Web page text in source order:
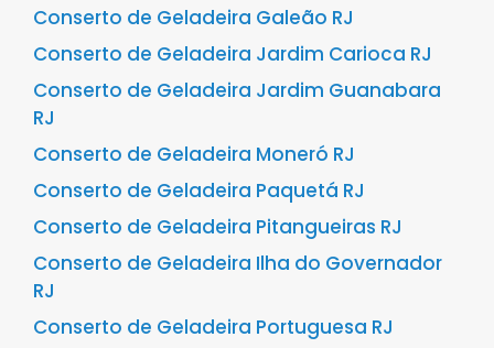
Conserto de Geladeira Galeão RJ
Conserto de Geladeira Jardim Carioca RJ
Conserto de Geladeira Jardim Guanabara
RJ
Conserto de Geladeira Moneró RJ
Conserto de Geladeira Paquetá RJ
Conserto de Geladeira Pitangueiras RJ
Conserto de Geladeira Ilha do Governador
RJ
Conserto de Geladeira Portuguesa RJ